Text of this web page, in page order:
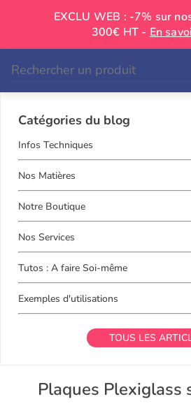
EXCLU WEB : -7% sur
300€ HT - En
Catégories du blog
Infos Techniques
Nos Matières
Notre Boutique
Nos Services
Tutos : A faire Soi-même
Exemples d'utilisations
TOUS LES
Plaques Plexiglass